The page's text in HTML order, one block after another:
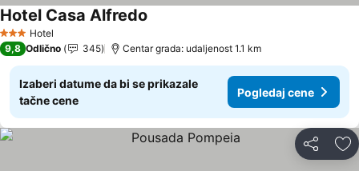
3 Zvezdice
Hotel
Hotel Casa Alfredo
9,8 Odlično 345 Centar grada: udaljenost 1.1 km
Izaberi datume da bi se prikazale
tačne cene
Pogledaj cene
Deli